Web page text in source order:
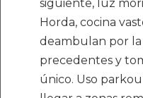
siguiente, luz
Horda, cocina
deambulan por
precedentes y
único. Uso